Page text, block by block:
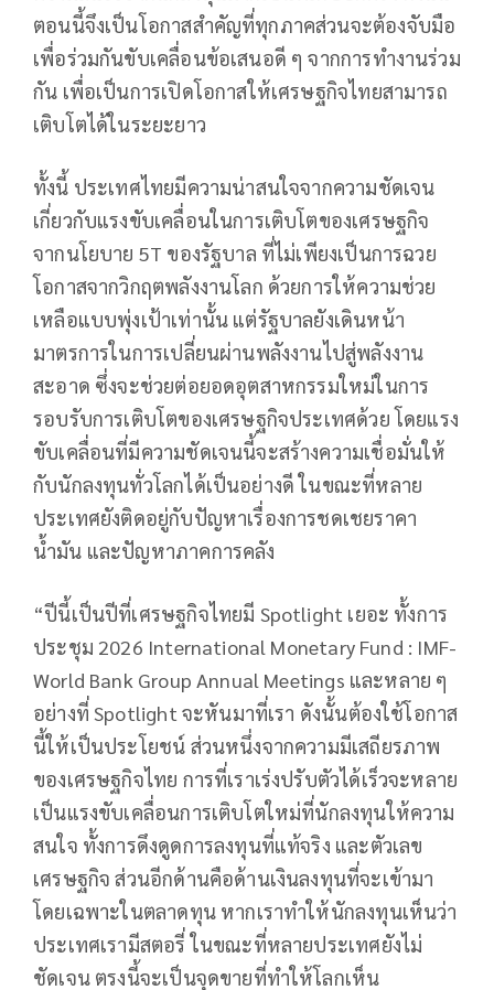
ตอนนี้จึงเป็นโอกาสสำคัญที่ทุกภาคส่วนจะต้องจับมือ
เพื่อร่วมกันขับเคลื่อนข้อเสนอดี ๆ จากการทำงานร่วม
กัน เพื่อเป็นการเปิดโอกาสให้เศรษฐกิจไทยสามารถ
เติบโตได้ในระยะยาว
ทั้งนี้ ประเทศไทยมีความน่าสนใจจากความชัดเจน
เกี่ยวกับแรงขับเคลื่อนในการเติบโตของเศรษฐกิจ
จากนโยบาย 5T ของรัฐบาล ที่ไม่เพียงเป็นการฉวย
โอกาสจากวิกฤตพลังงานโลก ด้วยการให้ความช่วย
เหลือแบบพุ่งเป้าเท่านั้น แต่รัฐบาลยังเดินหน้า
มาตรการในการเปลี่ยนผ่านพลังงานไปสู่พลังงาน
สะอาด ซึ่งจะช่วยต่อยอดอุตสาหกรรมใหม่ในการ
รอบรับการเติบโตของเศรษฐกิจประเทศด้วย โดยแรง
ขับเคลื่อนที่มีความชัดเจนนี้จะสร้างความเชื่อมั่นให้
กับนักลงทุนทั่วโลกได้เป็นอย่างดี ในขณะที่หลาย
ประเทศยังติดอยู่กับปัญหาเรื่องการชดเชยราคา
น้ำมัน และปัญหาภาคการคลัง
“ปีนี้เป็นปีที่เศรษฐกิจไทยมี Spotlight เยอะ ทั้งการ
ประชุม 2026 International Monetary Fund : IMF-
World Bank Group Annual Meetings และหลาย ๆ
อย่างที่ Spotlight จะหันมาที่เรา ดังนั้นต้องใช้โอกาส
นี้ให้เป็นประโยชน์ ส่วนหนึ่งจากความมีเสถียรภาพ
ของเศรษฐกิจไทย การที่เราเร่งปรับตัวได้เร็วจะหลาย
เป็นแรงขับเคลื่อนการเติบโตใหม่ที่นักลงทุนให้ความ
สนใจ ทั้งการดึงดูดการลงทุนที่แท้จริง และตัวเลข
เศรษฐกิจ ส่วนอีกด้านคือด้านเงินลงทุนที่จะเข้ามา
โดยเฉพาะในตลาดทุน หากเราทำให้นักลงทุนเห็นว่า
ประเทศเรามีสตอรี่ ในขณะที่หลายประเทศยังไม่
ชัดเจน ตรงนี้จะเป็นจุดขายที่ทำให้โลกเห็น